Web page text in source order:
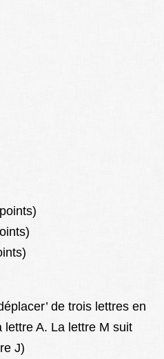
de trois lettres en
A. La lettre M suit
J)